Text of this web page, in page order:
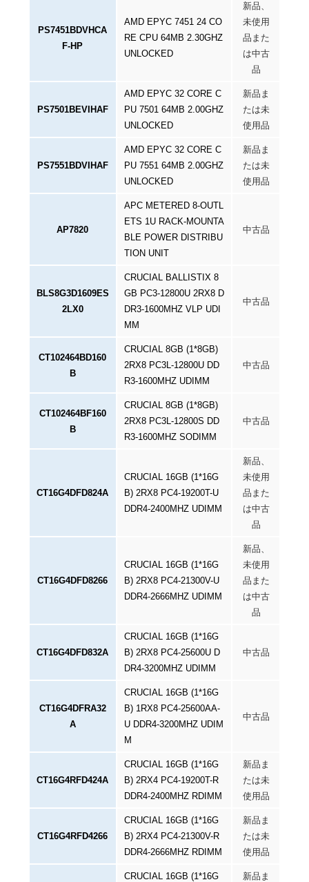
PS7451BDVHCA
F-HP
AMD EPYC 7451 24 CO
RE CPU 64MB 2.30GHZ
UNLOCKED
新品、
未使用
品また
は中古
品
PS7501BEVIHAF
AMD EPYC 32 CORE C
PU 7501 64MB 2.00GHZ
UNLOCKED
新品ま
たは未
使用品
PS7551BDVIHAF
AMD EPYC 32 CORE C
PU 7551 64MB 2.00GHZ
UNLOCKED
新品ま
たは未
使用品
AP7820
APC METERED 8-OUTL
ETS 1U RACK-MOUNTA
BLE POWER DISTRIBU
TION UNIT
中古品
BLS8G3D1609ES
2LX0
CRUCIAL BALLISTIX 8
GB PC3-12800U 2RX8 D
DR3-1600MHZ VLP UDI
MM
中古品
CT102464BD160
B
CRUCIAL 8GB (1*8GB)
2RX8 PC3L-12800U DD
R3-1600MHZ UDIMM
中古品
CT102464BF160
B
CRUCIAL 8GB (1*8GB)
2RX8 PC3L-12800S DD
R3-1600MHZ SODIMM
中古品
CT16G4DFD824A
CRUCIAL 16GB (1*16G
B) 2RX8 PC4-19200T-U
DDR4-2400MHZ UDIMM
新品、
未使用
品また
は中古
品
CT16G4DFD8266
CRUCIAL 16GB (1*16G
B) 2RX8 PC4-21300V-U
DDR4-2666MHZ UDIMM
新品、
未使用
品また
は中古
品
CT16G4DFD832A
CRUCIAL 16GB (1*16G
B) 2RX8 PC4-25600U D
DR4-3200MHZ UDIMM
中古品
CT16G4DFRA32
A
CRUCIAL 16GB (1*16G
B) 1RX8 PC4-25600AA-
U DDR4-3200MHZ UDIM
M
中古品
CT16G4RFD424A
CRUCIAL 16GB (1*16G
B) 2RX4 PC4-19200T-R
DDR4-2400MHZ RDIMM
新品ま
たは未
使用品
CT16G4RFD4266
CRUCIAL 16GB (1*16G
B) 2RX4 PC4-21300V-R
DDR4-2666MHZ RDIMM
新品ま
たは未
使用品
CRUCIAL 16GB (1*16G 新品ま